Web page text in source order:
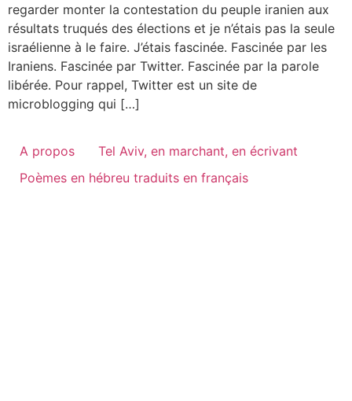
regarder monter la contestation du peuple iranien aux
résultats truqués des élections et je n’étais pas la seule
israélienne à le faire. J’étais fascinée. Fascinée par les
Iraniens. Fascinée par Twitter. Fascinée par la parole
libérée. Pour rappel, Twitter est un site de
microblogging qui […]
A propos
Tel Aviv, en marchant, en écrivant
Poèmes en hébreu traduits en français